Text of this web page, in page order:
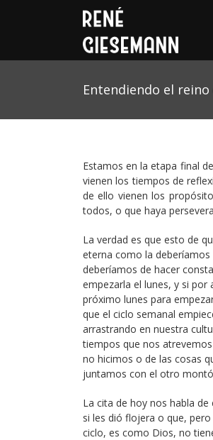
Entendiendo el
Estamos en la etapa final
vienen los tiempos de
de ello vienen los
todos, o que haya
La verdad es que esto de
eterna como la
deberíamos de hacer
empezarla el lunes, y si
próximo lunes para
que el ciclo semanal
arrastrando en nuestra
tiempos que nos
no hicimos o de las cosas
juntamos con el otro
La cita de hoy nos habla
si les dió flojera o que,
ciclo, es como Dios, no